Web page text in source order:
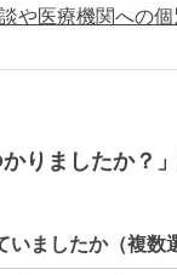
や医療機関への
りましたか？」
ましたか（複数